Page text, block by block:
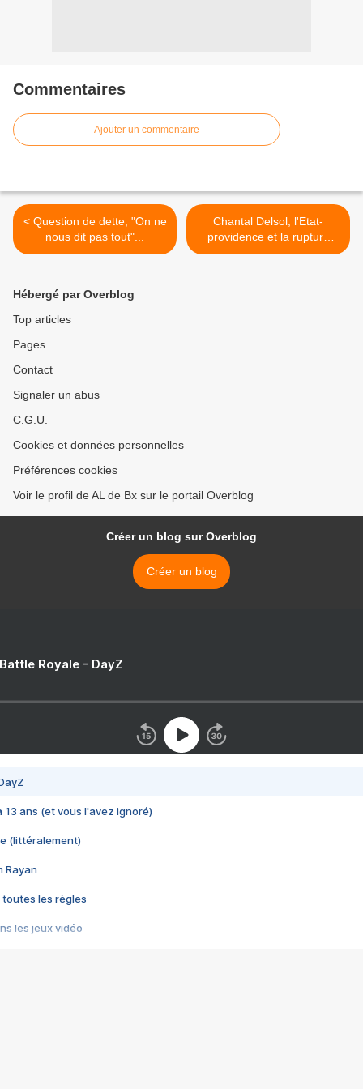
Commentaires
Ajouter un commentaire
< Question de dette, "On ne
nous dit pas tout"...
Chantal Delsol, l'Etat-
providence et la rupture
du... >
Hébergé par Overblog
Top articles
Pages
Contact
Signaler un abus
C.G.U.
Cookies et données personnelles
Préférences cookies
Voir le profil de AL de Bx sur le portail Overblog
Créer un blog sur Overblog
Créer un blog
Royale - DayZ
13 ans (et vous l'avez ignoré)
(littéralement)
Rayan
toutes les règles
les jeux vidéo